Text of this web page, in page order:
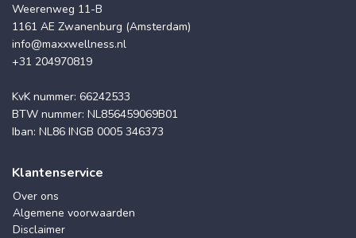
Weerenweg 11-B
1161 AE Zwanenburg (Amsterdam)
info@maxxwellness.nl
+31 204970819
KvK nummer: 66242533
BTW nummer: NL856459069B01
Iban: NL86 INGB 0005 346373
Klantenservice
Over ons
Algemene voorwaarden
Disclaimer